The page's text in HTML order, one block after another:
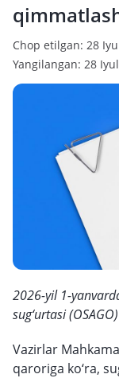
Chop etilgan: 28
Yangilangan: 28
2026-yil 1-
sug‘urtasi
Vazirlar
qaroriga ko‘ra,